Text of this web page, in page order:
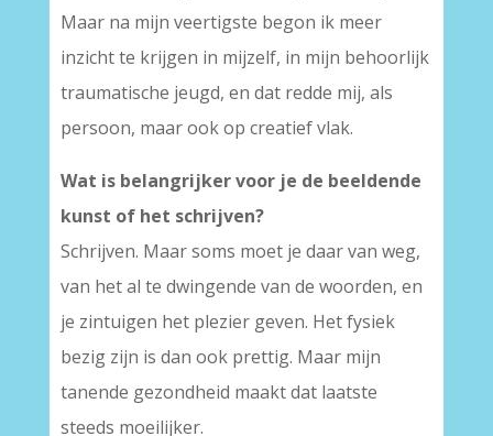
Maar na mijn veertigste begon ik meer
inzicht te krijgen in mijzelf, in mijn behoorlijk
traumatische jeugd, en dat redde mij, als
persoon, maar ook op creatief vlak.
Wat is belangrijker voor je de beeldende
kunst of het schrijven?
Schrijven. Maar soms moet je daar van weg,
van het al te dwingende van de woorden, en
je zintuigen het plezier geven. Het fysiek
bezig zijn is dan ook prettig. Maar mijn
tanende gezondheid maakt dat laatste
steeds moeilijker.